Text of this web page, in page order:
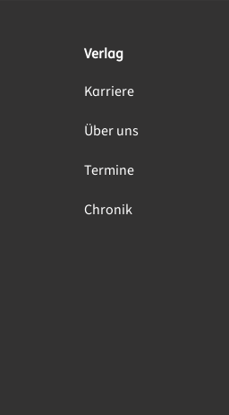
Verlag
Karriere
Über uns
Termine
Chronik